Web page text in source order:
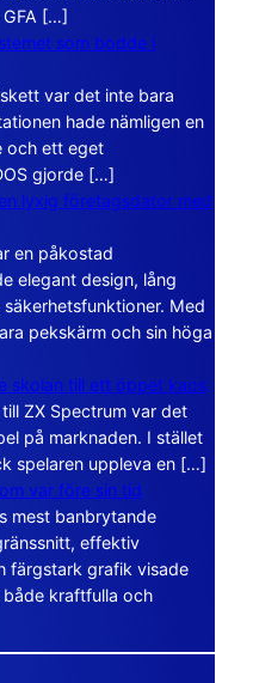
GFA […]
som bodde i
var det inte bara
hade nämligen en
och ett eget
gjorde […]
lyxig företagsdator med
en påkostad
elegant design, lång
Med
pekskärm och sin höga
skolan till ett öppet kaos
ZX Spectrum var det
på marknaden. I stället
spelaren uppleva en […]
var före sin tid
mest banbrytande
effektiv
färgstark grafik visade
kraftfulla och